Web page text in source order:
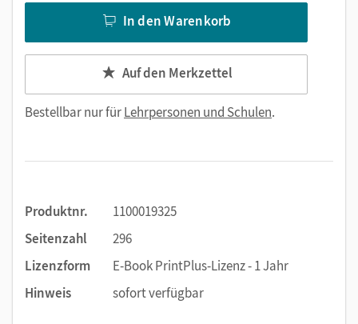
In den Warenkorb
Auf den Merkzettel
Bestellbar nur fürLehrpersonen und Schulen.
Produktnr.
1100019325
Seitenzahl
296
Lizenzform
E-Book PrintPlus-Lizenz - 1 Jahr
Hinweis
sofort verfügbar